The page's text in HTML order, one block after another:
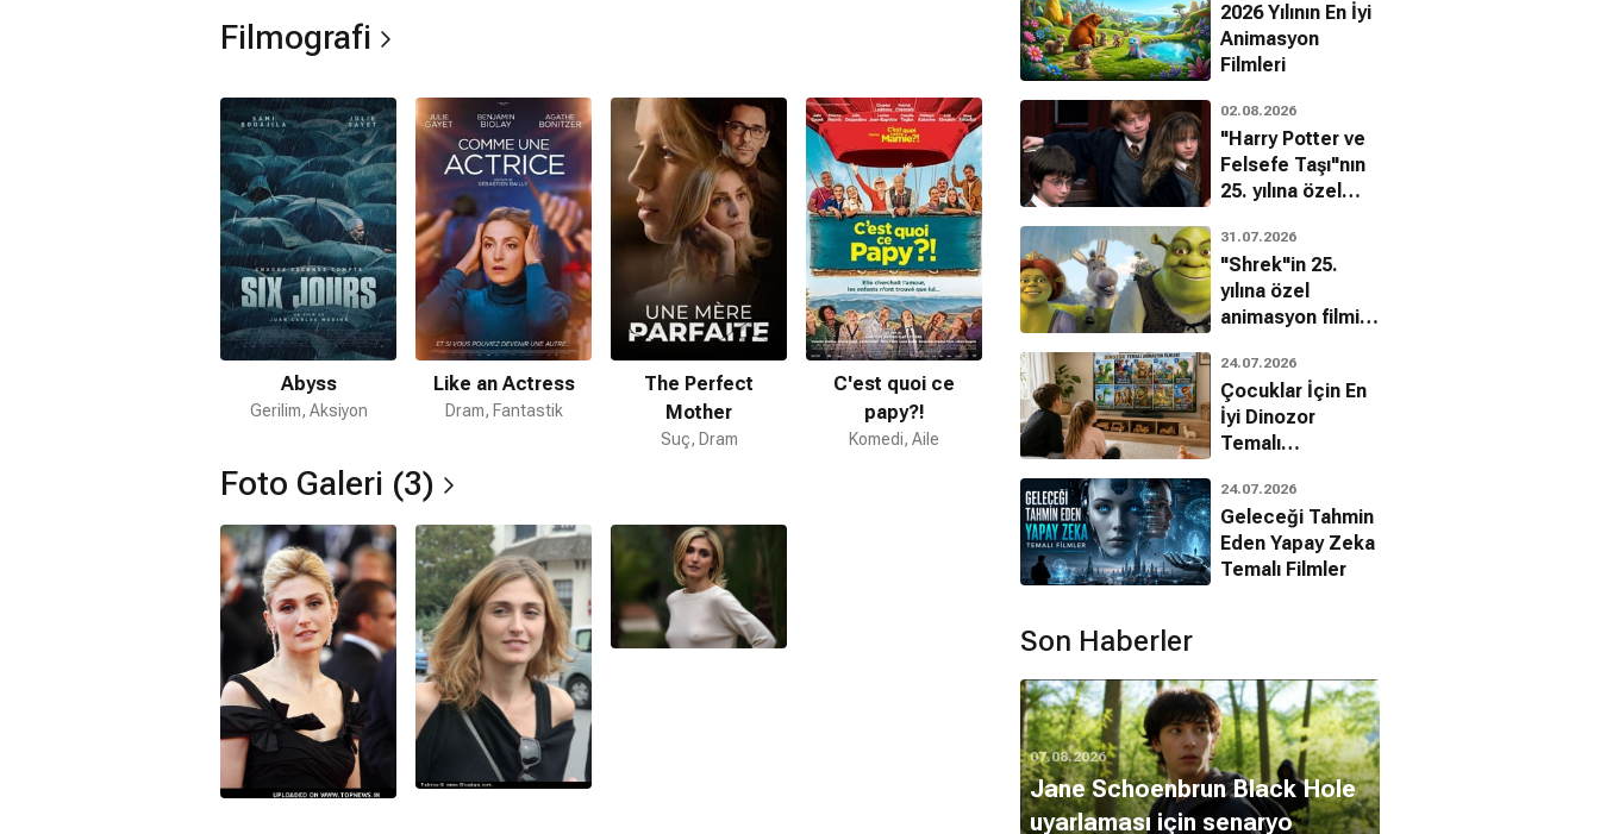
Filmografi
Abyss
Gerilim, Aksiyon
Like an Actress
Dram, Fantastik
The Perfect
Mother
Suç, Dram
C'est quoi ce
papy?!
Komedi, Aile
Foto Galeri (3)
2026 Yılının En İyi
Animasyon
Filmleri
02.08.2026
"Harry Potter ve
Felsefe Taşı"nın
25. yılına özel
bilinmeyenleri!
31.07.2026
"Shrek"in 25.
yılına özel
animasyon filmin
24.07.2026
Çocuklar İçin En
İyi Dinozor
Temalı
Filmleri
24.07.2026
Geleceği Tahmin
Eden Yapay Zeka
Temalı Filmler
Son Haberler
07.08.2026
Jane Schoenbrun Black Hole
uyarlaması için senaryo